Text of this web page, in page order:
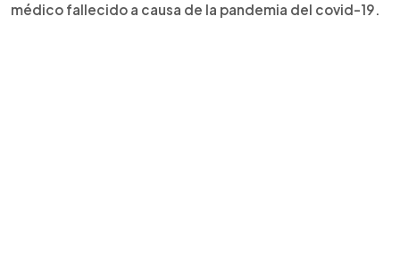
médico fallecido a causa de la pandemia del covid-19.